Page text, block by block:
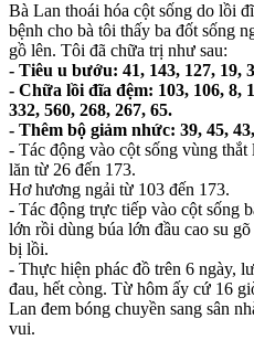
Bà Lan thoái hóa cột sống do lồi
bệnh cho bà tôi thấy ba đốt sống
gồ lên. Tôi đã chữa trị như sau:
- Tiêu u bướu: 41, 143, 127, 19,
- Chữa lồi đĩa đệm: 103, 106, 8,
332, 560, 268, 267, 65.
- Thêm bộ giảm nhức: 39, 45,
- Tác động vào cột sống vùng thắt
lăn từ 26 đến 173.
Hơ hương ngải từ 103 đến 173.
- Tác động trực tiếp vào cột sống
lớn rồi dùng búa lớn đầu cao su
bị lồi.
- Thực hiện phác đồ trên 6 ngày,
đau, hết còng. Từ hôm ấy cứ 16
Lan đem bóng chuyền sang sân
vui.